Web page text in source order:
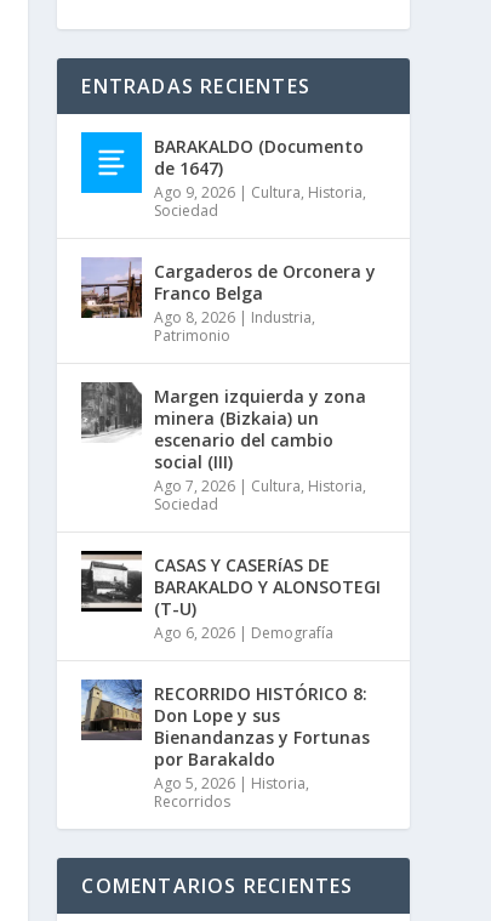
ENTRADAS RECIENTES
BARAKALDO (Documento
de 1647)
Ago 9, 2026 | Cultura, Historia,
Sociedad
Cargaderos de Orconera y
Franco Belga
Ago 8, 2026 | Industria,
Patrimonio
Margen izquierda y zona
minera (Bizkaia) un
escenario del cambio
social (III)
Ago 7, 2026 | Cultura, Historia,
Sociedad
CASAS Y CASERíAS DE
BARAKALDO Y ALONSOTEGI
(T-U)
Ago 6, 2026 | Demografía
RECORRIDO HISTÓRICO 8:
Don Lope y sus
Bienandanzas y Fortunas
por Barakaldo
Ago 5, 2026 | Historia,
Recorridos
COMENTARIOS RECIENTES